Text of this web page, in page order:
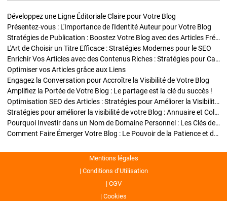
Développez une Ligne Éditoriale Claire pour Votre Blog
Présentez-vous : L'Importance de l'Identité Auteur pour Votre Blog
Stratégies de Publication : Boostez Votre Blog avec des Articles Fréquents et Exclusifs
L'Art de Choisir un Titre Efficace : Stratégies Modernes pour le SEO
Enrichir Vos Articles avec des Contenus Riches : Stratégies pour Captiver et Optimiser
Optimiser vos Articles grâce aux Liens
Engagez la Conversation pour Accroître la Visibilité de Votre Blog
Amplifiez la Portée de Votre Blog : Le partage est la clé du succès !
Optimisation SEO des Articles : Stratégies pour Améliorer la Visibilité de Votre Blog
Stratégies pour améliorer la visibilité de votre Blog : Annuaire et Collaborations
Pourquoi Investir dans un Nom de Domaine Personnel : Les Clés de la Réussite de Votre Blog
Comment Faire Émerger Votre Blog : Le Pouvoir de la Patience et de la Persévérance
Mentions légales
Conditions d’Utilisation
CGV
Cookies